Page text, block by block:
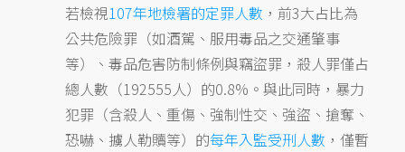
若檢視107年地檢署的定罪人數 ，前3大占比為
公共危險罪（如酒駕、服用毒品之交通肇事
等）、毒品危害防制條例與竊盜罪，殺人罪僅占
總人數（192555人）的0.8%。與此同時，暴力
犯罪（含殺人、重傷、強制性交、強盜、搶奪、
恐嚇、擄人勒贖等）的每年入監受刑人數 ，僅暫